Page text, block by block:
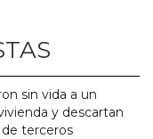
sin vida a un
y descartan
terceros